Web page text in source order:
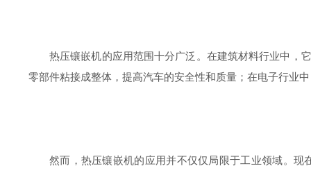
热压镶嵌机的应用范围十分广泛。在建筑材料行业中，
零部件粘接成整体，提高汽车的安全性和质量；在电子行业
然而，热压镶嵌机的应用并不仅仅局限于工业领域。